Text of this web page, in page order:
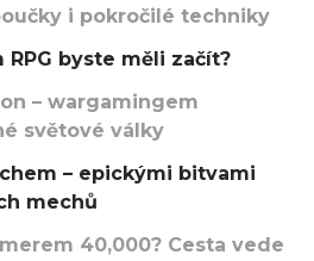
i pokročilé techniky
RPG byste měli začít?
– wargamingem
světové války
– epickými bitvami
mechů
40,000? Cesta vede